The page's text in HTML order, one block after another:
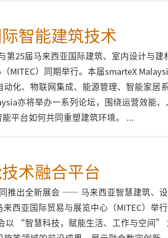
智能建筑技术
第25届马来西亚国际建筑、室内设计与建
MITEC）同期举行。本届smarteX
化、物联网集成、能源管理、智能家居系
亦将举办一系列论坛，围绕运营效能、
平台如何共同重塑建筑环境。
术融合平台
推出全新展会 —— 马来西亚智慧建筑、
西亚国际贸易与展览中心（MITEC）举
以 “智慧科技，赋能生活、工作与空间”